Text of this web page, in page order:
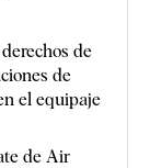
de
de
el equipaje
de Air